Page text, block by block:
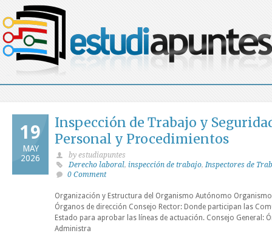
19
MAY
2026
Inspección de Trabajo y
Personal y Procedimientos
by estudiapuntes
Derecho laboral, inspección de trabajo,Inspectores de
0 Comment
Organización y Estructura del Organismo Autónomo
Órganos de dirección Consejo Rector: Donde participan las
Estado para aprobar las líneas de actuación. Consejo General:
Administra